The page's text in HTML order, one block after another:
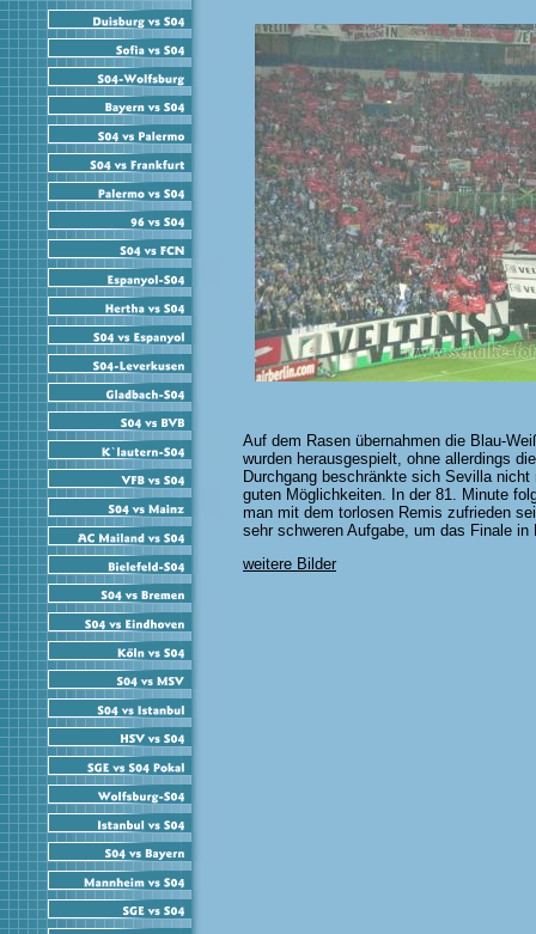
Auf dem Rasen übernahmen die Blau-
wurden herausgespielt, ohne allerdings
Durchgang beschränkte sich Sevilla
guten Möglichkeiten. In der 81. Minute
man mit dem torlosen Remis zufrieden
sehr schweren Aufgabe, um das Finale in
weitere Bilder